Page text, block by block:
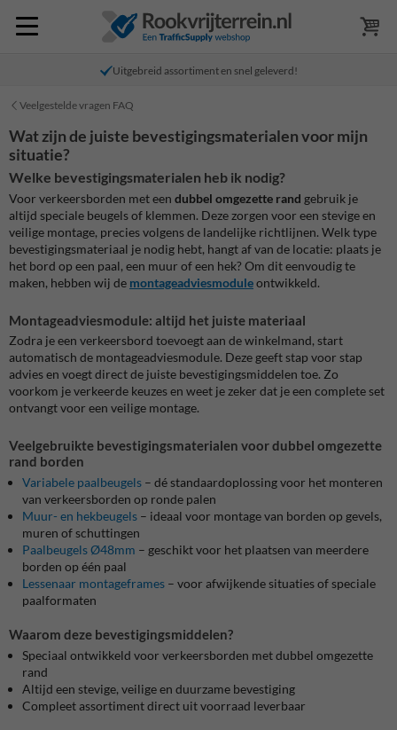
Uitgebreid assortiment en snel geleverd!
Veelgestelde vragen FAQ
Wat zijn de juiste bevestigingsmaterialen voor mijn
situatie?
Welke bevestigingsmaterialen heb ik nodig?
Voor verkeersborden met een dubbel omgezette rand gebruik je
altijd speciale beugels of klemmen. Deze zorgen voor een stevige en
veilige montage, precies volgens de landelijke richtlijnen. Welk type
bevestigingsmateriaal je nodig hebt, hangt af van de locatie: plaats je
het bord op een paal, een muur of een hek? Om dit eenvoudig te
maken, hebben wij de montageadviesmoduleontwikkeld.
Montageadviesmodule: altijd het juiste materiaal
Zodra je een verkeersbord toevoegt aan de winkelmand, start
automatisch de montageadviesmodule. Deze geeft stap voor stap
advies en voegt direct de juiste bevestigingsmiddelen toe. Zo
voorkom je verkeerde keuzes en weet je zeker dat je een complete set
ontvangt voor een veilige montage.
Veelgebruikte bevestigingsmaterialen voor dubbel omgezette
rand borden
Variabele paalbeugels – dé standaardoplossing voor het monteren
van verkeersborden op ronde palen
Muur- en hekbeugels – ideaal voor montage van borden op gevels,
muren of schuttingen
Paalbeugels Ø48mm – geschikt voor het plaatsen van meerdere
borden op één paal
Lessenaar montageframes – voor afwijkende situaties of speciale
paalformaten
Waarom deze bevestigingsmiddelen?
Speciaal ontwikkeld voor verkeersborden met dubbel omgezette
rand
Altijd een stevige, veilige en duurzame bevestiging
Compleet assortiment direct uit voorraad leverbaar